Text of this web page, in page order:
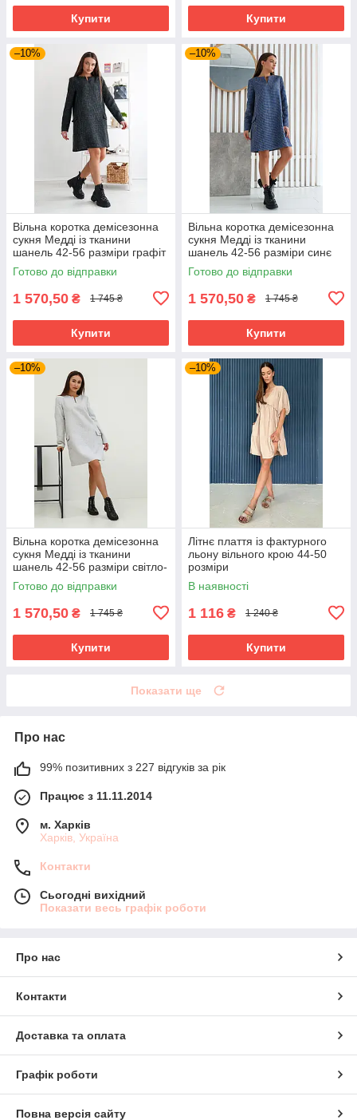
Купити Купити
–10%
Вільна коротка демісезонна
сукня Медді із тканини
шанель 42-56 разміри графіт
Готово до відправки
1 570,50 ₴ 1 745 ₴
Купити
–10%
Вільна коротка демісезонна
сукня Медді із тканини
шанель 42-56 разміри синє
Готово до відправки
1 570,50 ₴ 1 745 ₴
Купити
–10%
Вільна коротка демісезонна
сукня Медді із тканини
шанель 42-56 разміри світло-
сіра
Готово до відправки
1 570,50 ₴ 1 745 ₴
Купити
–10%
Літнє плаття із фактурного
льону вільного крою 44-50
розміри
В наявності
1 116 ₴ 1 240 ₴
Купити
Показати ще
Про нас
99% позитивних з 227 відгуків за рік
Працює з 11.11.2014
м. Харків
Харків, Україна
Контакти
Сьогодні вихідний
Показати весь графік роботи
Про нас
Контакти
Доставка та оплата
Графік роботи
Повна версія сайту